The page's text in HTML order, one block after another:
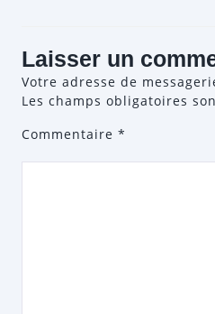
Laisser un
Votre adresse de
Les champs obligatoires
Commentaire *